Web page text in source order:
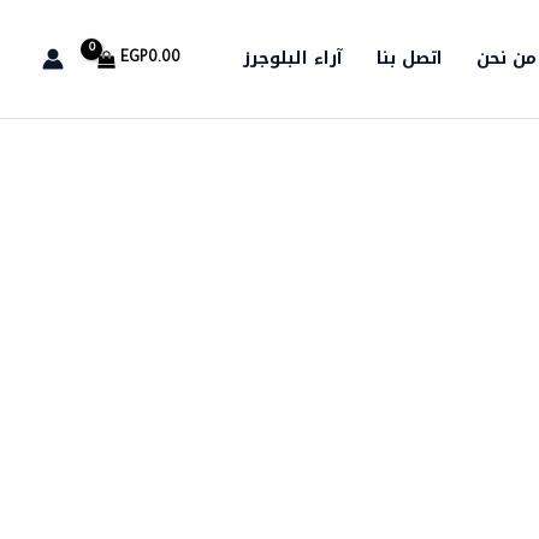
من نحن اتصل بنا آراء البلوجرز EGP0.00